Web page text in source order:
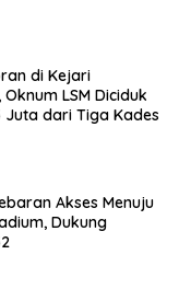
di Kejari
LSM Diciduk
Juta dari Tiga Kades
Akses Menuju
Dukung